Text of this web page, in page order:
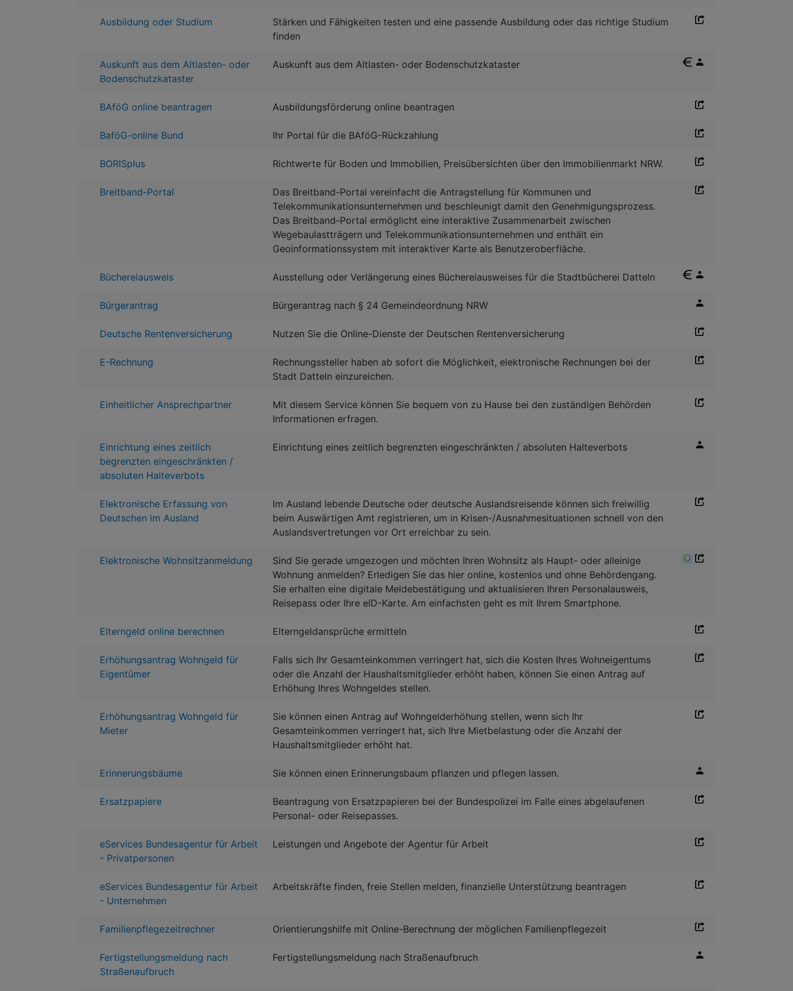
Ausbildung oder Studium
Stärken und Fähigkeiten testen und eine passende Ausbildung oder das richtige Studium
finden
Auskunft aus dem Altlasten- oder
Bodenschutzkataster
Auskunft aus dem Altlasten- oder Bodenschutzkataster
BAföG online beantragen Ausbildungsförderung online beantragen
BaföG-online Bund Ihr Portal für die BAföG-Rückzahlung
BORISplus Richtwerte für Boden und Immobilien, Preisübersichten über den Immobilienmarkt NRW.
Breitband-Portal
Das Breitband-Portal vereinfacht die Antragstellung für Kommunen und
Telekommunikationsunternehmen und beschleunigt damit den Genehmigungsprozess.
Das Breitband-Portal ermöglicht eine interaktive Zusammenarbeit zwischen
Wegebaulastträgern und Telekommunikationsunternehmen und enthält ein
Geoinformationssystem mit interaktiver Karte als Benutzeroberfläche.
Büchereiausweis Ausstellung oder Verlängerung eines Büchereiausweises für die Stadtbücherei Datteln
Bürgerantrag Bürgerantrag nach § 24 Gemeindeordnung NRW
Deutsche Rentenversicherung Nutzen Sie die Online-Dienste der Deutschen Rentenversicherung
E-Rechnung
Rechnungssteller haben ab sofort die Möglichkeit, elektronische Rechnungen bei der
Stadt Datteln einzureichen.
Einheitlicher Ansprechpartner
Mit diesem Service können Sie bequem von zu Hause bei den zuständigen Behörden
Informationen erfragen.
Einrichtung eines zeitlich
begrenzten eingeschränkten /
absoluten Halteverbots
Einrichtung eines zeitlich begrenzten eingeschränkten / absoluten Halteverbots
Elektronische Erfassung von
Deutschen im Ausland
Im Ausland lebende Deutsche oder deutsche Auslandsreisende können sich freiwillig
beim Auswärtigen Amt registrieren, um in Krisen-/Ausnahmesituationen schnell von den
Auslandsvertretungen vor Ort erreichbar zu sein.
Elektronische Wohnsitzanmeldung
Sind Sie gerade umgezogen und möchten Ihren Wohnsitz als Haupt- oder alleinige
Wohnung anmelden? Erledigen Sie das hier online, kostenlos und ohne Behördengang.
Sie erhalten eine digitale Meldebestätigung und aktualisieren Ihren Personalausweis,
Reisepass oder Ihre eID-Karte. Am einfachsten geht es mit Ihrem Smartphone.
Elterngeld online berechnen Elterngeldansprüche ermitteln
Erhöhungsantrag Wohngeld für
Eigentümer
Falls sich Ihr Gesamteinkommen verringert hat, sich die Kosten Ihres Wohneigentums
oder die Anzahl der Haushaltsmitglieder erhöht haben, können Sie einen Antrag auf
Erhöhung Ihres Wohngeldes stellen.
Erhöhungsantrag Wohngeld für
Mieter
Sie können einen Antrag auf Wohngelderhöhung stellen, wenn sich Ihr
Gesamteinkommen verringert hat, sich Ihre Mietbelastung oder die Anzahl der
Haushaltsmitglieder erhöht hat.
Erinnerungsbäume Sie können einen Erinnerungsbaum pflanzen und pflegen lassen.
Ersatzpapiere
Beantragung von Ersatzpapieren bei der Bundespolizei im Falle eines abgelaufenen
Personal- oder Reisepasses.
eServices Bundesagentur für Arbeit
- Privatpersonen
Leistungen und Angebote der Agentur für Arbeit
eServices Bundesagentur für Arbeit
- Unternehmen
Arbeitskräfte finden, freie Stellen melden, finanzielle Unterstützung beantragen
Familienpflegezeitrechner Orientierungshilfe mit Online-Berechnung der möglichen Familienpflegezeit
Fertigstellungsmeldung nach
Straßenaufbruch
Fertigstellungsmeldung nach Straßenaufbruch